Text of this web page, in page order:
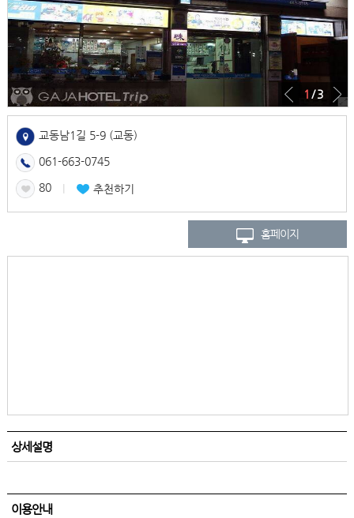
1 / 3
교동남1길 5-9 (교동)
061-663-0745
80 l 추천하기
홈페이지
상세설명
이용안내